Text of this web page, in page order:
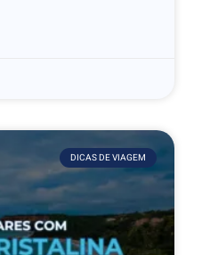
DICAS DE VIAGEM